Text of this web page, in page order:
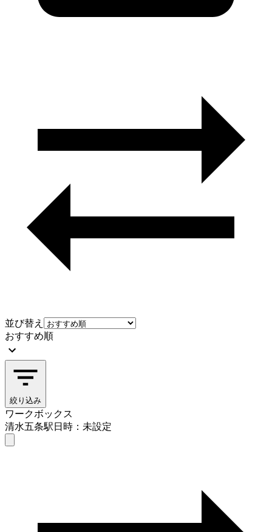
並び替え
おすすめ順
絞り込み
ワークボックス
清水五条駅日時：未設定